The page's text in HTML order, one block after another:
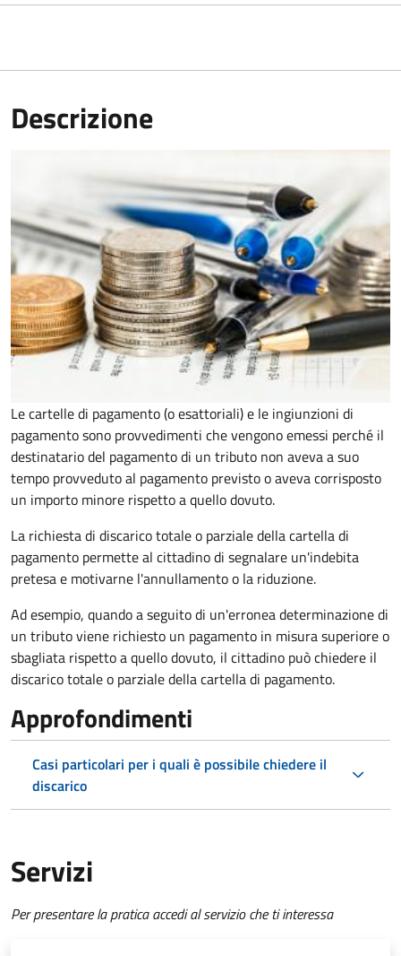
Descrizione
Le cartelle di pagamento (o esattoriali) e le ingiunzioni di
pagamento sono provvedimenti che vengono emessi perché il
destinatario del pagamento di un tributo non aveva a suo
tempo provveduto al pagamento previsto o aveva corrisposto
un importo minore rispetto a quello dovuto.
La richiesta di discarico totale o parziale della cartella di
pagamento permette al cittadino di segnalare un'indebita
pretesa e motivarne l'annullamento o la riduzione.
Ad esempio, quando a seguito di un'erronea determinazione di
un tributo viene richiesto un pagamento in misura superiore o
sbagliata rispetto a quello dovuto, il cittadino può chiedere il
discarico totale o parziale della cartella di pagamento.
Approfondimenti
Casi particolari per i quali è possibile chiedere il
discarico
Servizi
Per presentare la pratica accedi al servizio che ti interessa